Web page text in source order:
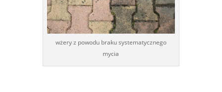
wżery z powodu braku systematycznego
mycia